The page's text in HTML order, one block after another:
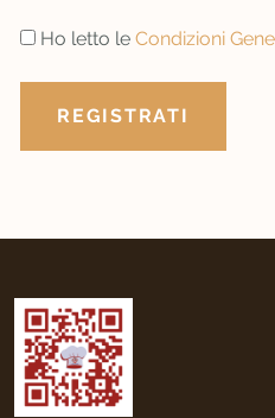
Ho letto le Condizioni
REGISTRATI